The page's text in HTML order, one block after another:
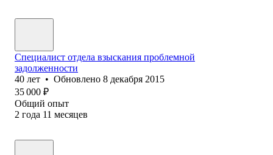
Специалист отдела взыскания проблемной
задолженности
40 лет • Обновлено 8 декабря 2015
35 000 ₽
Общий опыт
2 года 11 месяцев